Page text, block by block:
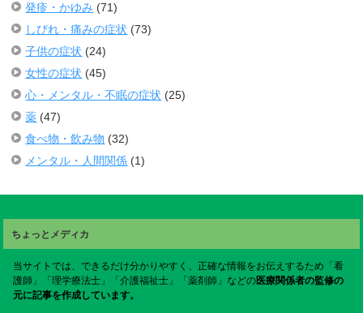
発疹・かゆみ (71)
しびれ・痛みの症状 (73)
子供の症状 (24)
女性の症状 (45)
心・メンタル・不眠の症状 (25)
薬 (47)
食べ物・飲み物 (32)
メンタル・人間関係 (1)
ちょっとメディカ
当サイトでは、できるだけ分かりやすく、正確な情報をお伝えするため「看
護師」「理学療法士」「介護福祉士」「薬剤師」などの医療関係者の監修の
元に記事を作成しています。